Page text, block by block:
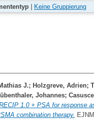
Keine Gruppierung
J.; Holzgreve, Adrien;
Johannes;
1.0 + PSA for response
combination therapy.